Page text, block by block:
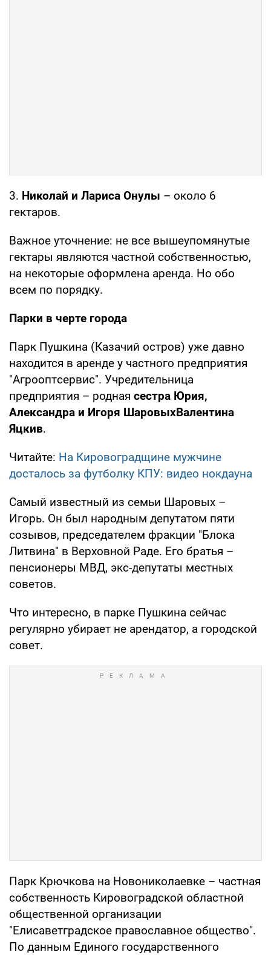
3. Николай и Лариса Онулы – около 6
гектаров.
Важное уточнение: не все вышеупомянутые
гектары являются частной собственностью,
на некоторые оформлена аренда. Но обо
всем по порядку.
Парки в черте города
Парк Пушкина (Казачий остров) уже давно
находится в аренде у частного предприятия
"Агроопт­сервис". Учредительница
предприятия – родная сестра Юрия,
Александра и Игоря ШаровыхВалентина
Яцкив.
Читайте: На Кировоградщине мужчине
досталось за футболку КПУ: видео нокдауна
Самый известный из семьи Шаровых –
Игорь. Он был народным депутатом пяти
созывов, председателем фракции "Блока
Литвина" в Верховной Раде. Его братья –
пенсионеры МВД, экс-депутаты местных
советов.
Что интересно, в парке Пушкина сейчас
регулярно убирает не арендатор, а городской
совет.
Парк Крючкова на Новониколаевке – частная
собственность Кировоградской областной
общественной организации
"Елисаветградское православное общество".
По данным Единого государственного